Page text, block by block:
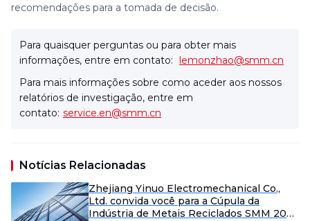
recomendações para a tomada de decisão.
Para quaisquer perguntas ou para obter mais
informações, entre em contato: lemonzhao@smm.cn
Para mais informações sobre como aceder aos nossos
relatórios de investigação, entre em
contato: service.en@smm.cn
Notícias Relacionadas
Zhejiang Yinuo Electromechanical Co.,
Ltd. convida você para a Cúpula da
Indústria de Metais Reciclados SMM 2026